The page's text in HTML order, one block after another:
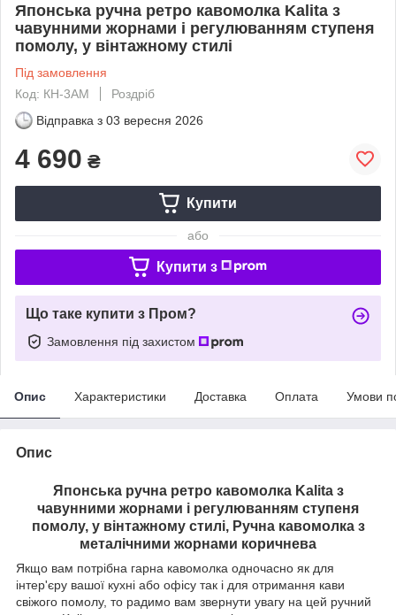
Японська ручна ретро кавомолка Kalita з
чавунними жорнами і регулюванням ступеня
помолу, у вінтажному стилі
Під замовлення
Код: КН-3AM
Роздріб
Відправка з 03 вересня 2026
4 690 ₴
Купити
або
Купити з
Що таке купити з Пром?
Замовлення під захистом
Опис Характеристики Доставка Оплата Умови
Опис
Японська ручна ретро кавомолка Kalita з
чавунними жорнами і регулюванням ступеня
помолу, у вінтажному стилі, Ручна кавомолка з
металічними жорнами коричнева
Якщо вам потрібна гарна кавомолка одночасно як для
інтер'єру вашої кухні або офісу так і для отримання кави
свіжого помолу, то радимо вам звернути увагу на цей ручний